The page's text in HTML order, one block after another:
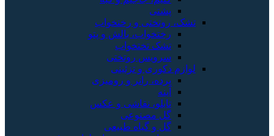
پشتی
تشک، روتختی و رختخواب
رختخواب، بالش و پتو
تشک تختخواب
سرویس روتختی
لوازم دکوری و تزئینی
پرده، رانر و رومیزی
آینه
تابلو، نقاشی و عکس
گل مصنوعی
گل و گیاه طبیعی